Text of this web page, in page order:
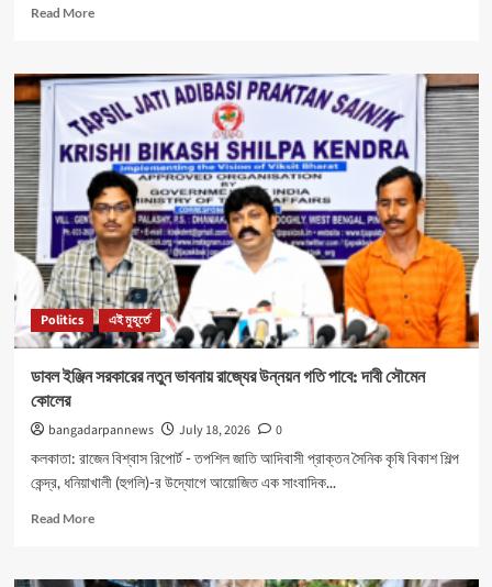
Read MoreRead
উৎকলের
সংস্কৃতিওডিশি
আশ্রমের
৩৩তম
প্রতিষ্ঠাবার্ষিকী
উদযাপন।
Politics এই মুহূর্তে
ডাবল ইঞ্জিন সরকারের নতুন ভাবনায় রাজ্যের উন্নয়ন গতি পাবে: দাবী সৌমেন
কোলের
bangadarpannews July 18, 2026
0
কলকাতা: রাজেন বিশ্বাস রিপোর্ট - তপশিল জাতি আদিবাসী প্রাক্তন সৈনিক কৃষি বিকাশ শিল্প
কেন্দ্র, ধনিয়াখালী (হুগলি)-র উদ্যোগে আয়োজিত এক সাংবাদিক...
Read MoreRead
ডাবল